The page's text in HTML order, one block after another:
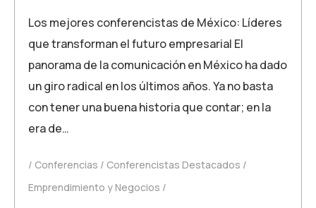
Los mejores conferencistas de México: Líderes
que transforman el futuro empresarial El
panorama de la comunicación en México ha dado
un giro radical en los últimos años. Ya no basta
con tener una buena historia que contar; en la
era de…
Conferencias
Conferencistas Destacados
Emprendimiento y Negocios